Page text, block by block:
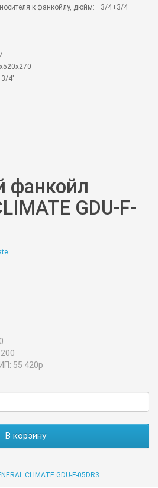
к фанкойлу, дюйм:
3/4+3/4
3/4"
фанкойл
GDU-F-
200
55 420р
В корзину
CLIMATE GDU-F-05DR3